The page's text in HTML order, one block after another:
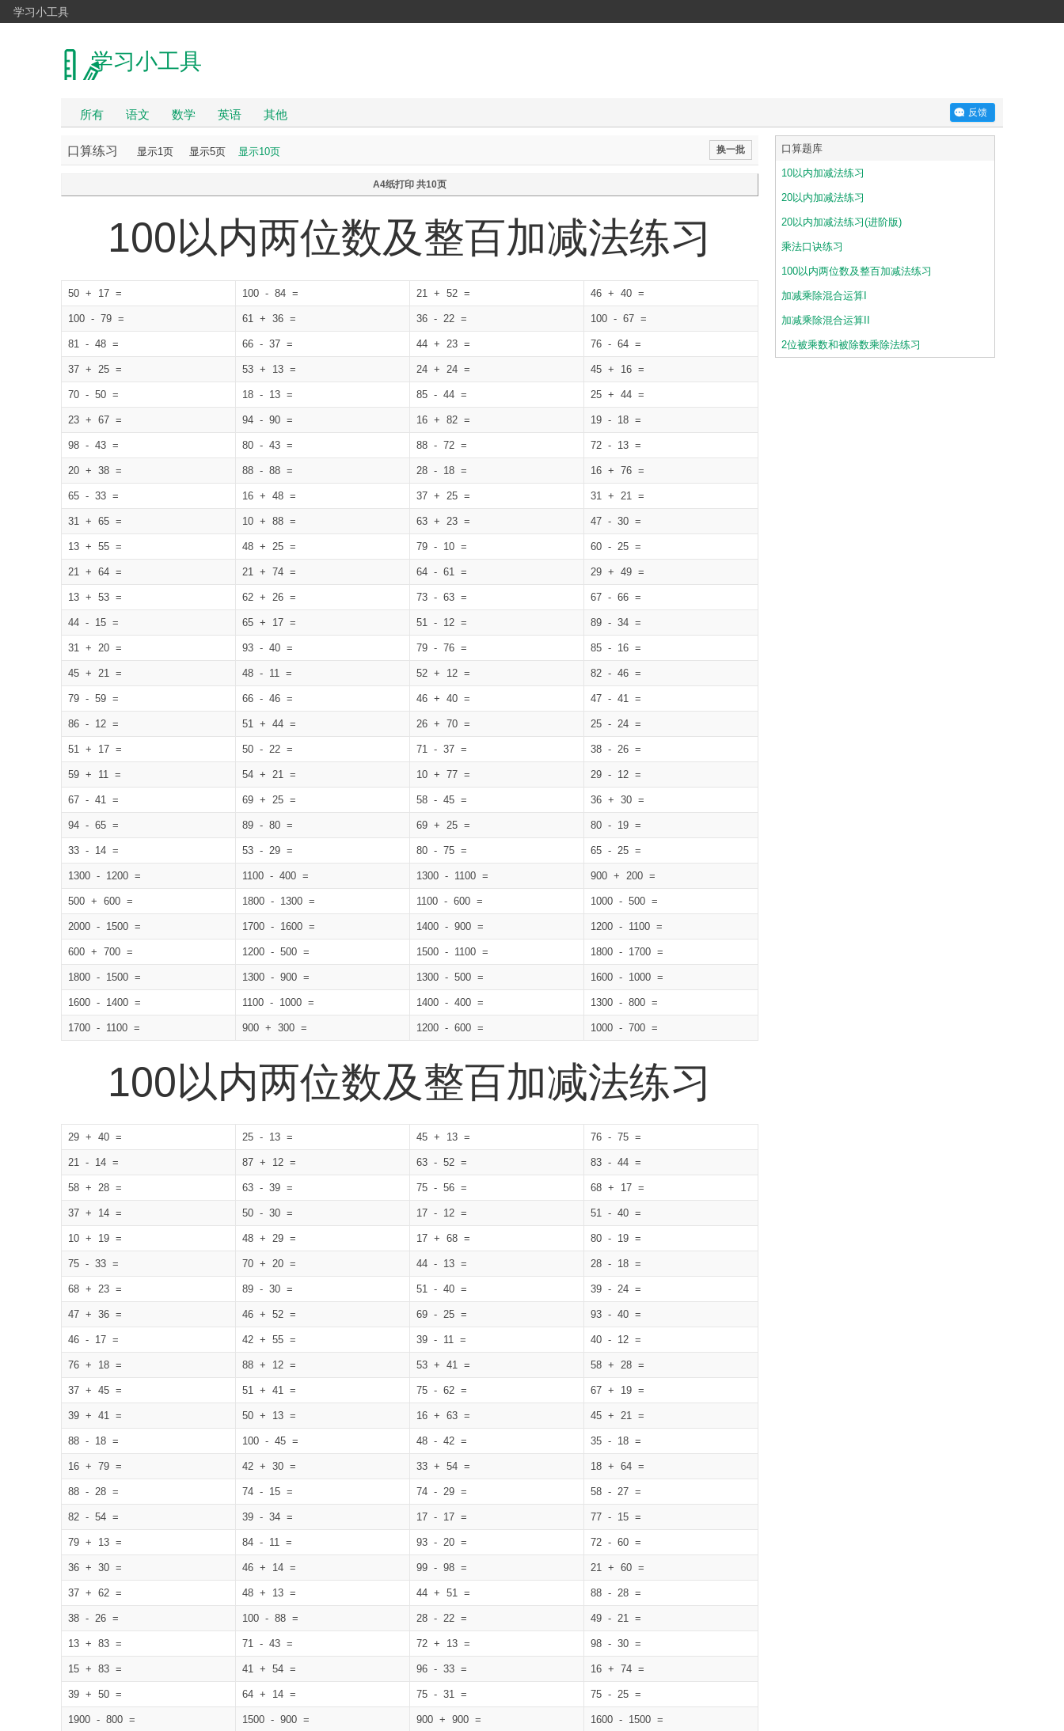
学习小工具
学习小工具
所有 语文 数学 英语 其他 反馈
口算练习 显示1页 显示5页 显示10页 换一批
A4纸打印 共10页
100以内两位数及整百加减法练习
50 + 17 = 100 - 84 = 21 + 52 = 46 + 40 =
100 - 79 = 61 + 36 = 36 - 22 = 100 - 67 =
81 - 48 = 66 - 37 = 44 + 23 = 76 - 64 =
37 + 25 = 53 + 13 = 24 + 24 = 45 + 16 =
70 - 50 = 18 - 13 = 85 - 44 = 25 + 44 =
23 + 67 = 94 - 90 = 16 + 82 = 19 - 18 =
98 - 43 = 80 - 43 = 88 - 72 = 72 - 13 =
20 + 38 = 88 - 88 = 28 - 18 = 16 + 76 =
65 - 33 = 16 + 48 = 37 + 25 = 31 + 21 =
31 + 65 = 10 + 88 = 63 + 23 = 47 - 30 =
13 + 55 = 48 + 25 = 79 - 10 = 60 - 25 =
21 + 64 = 21 + 74 = 64 - 61 = 29 + 49 =
13 + 53 = 62 + 26 = 73 - 63 = 67 - 66 =
44 - 15 = 65 + 17 = 51 - 12 = 89 - 34 =
31 + 20 = 93 - 40 = 79 - 76 = 85 - 16 =
45 + 21 = 48 - 11 = 52 + 12 = 82 - 46 =
79 - 59 = 66 - 46 = 46 + 40 = 47 - 41 =
86 - 12 = 51 + 44 = 26 + 70 = 25 - 24 =
51 + 17 = 50 - 22 = 71 - 37 = 38 - 26 =
59 + 11 = 54 + 21 = 10 + 77 = 29 - 12 =
67 - 41 = 69 + 25 = 58 - 45 = 36 + 30 =
94 - 65 = 89 - 80 = 69 + 25 = 80 - 19 =
33 - 14 = 53 - 29 = 80 - 75 = 65 - 25 =
1300 - 1200 = 1100 - 400 = 1300 - 1100 = 900 + 200 =
500 + 600 = 1800 - 1300 = 1100 - 600 = 1000 - 500 =
2000 - 1500 = 1700 - 1600 = 1400 - 900 = 1200 - 1100 =
600 + 700 = 1200 - 500 = 1500 - 1100 = 1800 - 1700 =
1800 - 1500 = 1300 - 900 = 1300 - 500 = 1600 - 1000 =
1600 - 1400 = 1100 - 1000 = 1400 - 400 = 1300 - 800 =
1700 - 1100 = 900 + 300 = 1200 - 600 = 1000 - 700 =
100以内两位数及整百加减法练习
29 + 40 = 25 - 13 = 45 + 13 = 76 - 75 =
21 - 14 = 87 + 12 = 63 - 52 = 83 - 44 =
58 + 28 = 63 - 39 = 75 - 56 = 68 + 17 =
37 + 14 = 50 - 30 = 17 - 12 = 51 - 40 =
10 + 19 = 48 + 29 = 17 + 68 = 80 - 19 =
75 - 33 = 70 + 20 = 44 - 13 = 28 - 18 =
68 + 23 = 89 - 30 = 51 - 40 = 39 - 24 =
47 + 36 = 46 + 52 = 69 - 25 = 93 - 40 =
46 - 17 = 42 + 55 = 39 - 11 = 40 - 12 =
76 + 18 = 88 + 12 = 53 + 41 = 58 + 28 =
37 + 45 = 51 + 41 = 75 - 62 = 67 + 19 =
39 + 41 = 50 + 13 = 16 + 63 = 45 + 21 =
88 - 18 = 100 - 45 = 48 - 42 = 35 - 18 =
16 + 79 = 42 + 30 = 33 + 54 = 18 + 64 =
88 - 28 = 74 - 15 = 74 - 29 = 58 - 27 =
82 - 54 = 39 - 34 = 17 - 17 = 77 - 15 =
79 + 13 = 84 - 11 = 93 - 20 = 72 - 60 =
36 + 30 = 46 + 14 = 99 - 98 = 21 + 60 =
37 + 62 = 48 + 13 = 44 + 51 = 88 - 28 =
38 - 26 = 100 - 88 = 28 - 22 = 49 - 21 =
13 + 83 = 71 - 43 = 72 + 13 = 98 - 30 =
15 + 83 = 41 + 54 = 96 - 33 = 16 + 74 =
39 + 50 = 64 + 14 = 75 - 31 = 75 - 25 =
1900 - 800 = 1500 - 900 = 900 + 900 = 1600 - 1500 =
口算题库
10以内加减法练习
20以内加减法练习
20以内加减法练习(进阶版)
乘法口诀练习
100以内两位数及整百加减法练习
加减乘除混合运算I
加减乘除混合运算II
2位被乘数和被除数乘除法练习